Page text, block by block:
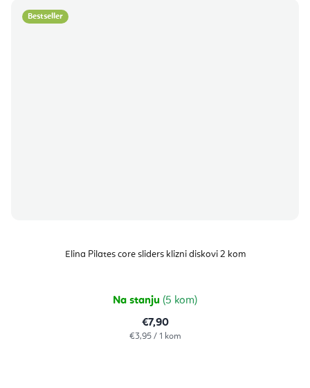
Bestseller
Elina Pilates core sliders klizni diskovi 2 kom
Na stanju (5 kom)
€7,90
Izračunaj
€3,95 / 1 kom